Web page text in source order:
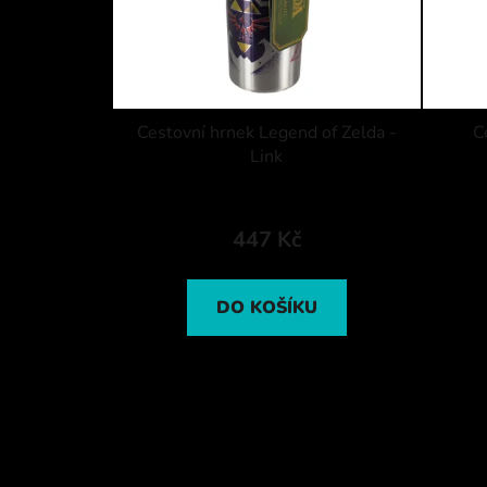
Cestovní hrnek Legend of Zelda -
Link
447 Kč
DO KOŠÍKU